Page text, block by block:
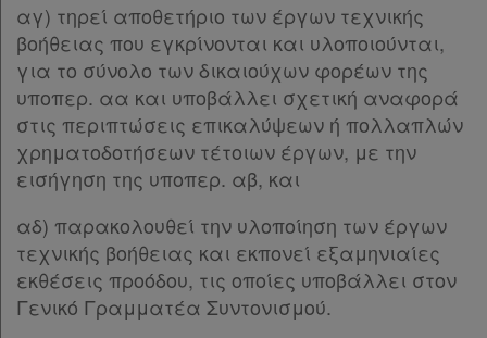
αγ) τηρεί αποθετήριο των έργων τεχνικής
βοήθειας που εγκρίνονται και υλοποιούνται,
για το σύνολο των δικαιούχων φορέων της
υποπερ. αα και υποβάλλει σχετική αναφορά
στις περιπτώσεις επικαλύψεων ή πολλαπλών
χρηματοδοτήσεων τέτοιων έργων, με την
εισήγηση της υποπερ. αβ, και
αδ) παρακολουθεί την υλοποίηση των έργων
τεχνικής βοήθειας και εκπονεί εξαμηνιαίες
εκθέσεις προόδου, τις οποίες υποβάλλει στον
Γενικό Γραμματέα Συντονισμού.